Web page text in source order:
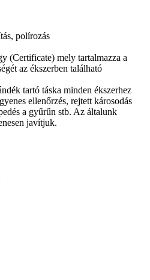
polírozás
(Certificate) mely tartalmazza a
az ékszerben található
tartó táska minden ékszerhez
ellenőrzés, rejtett károsodás
a gyűrűn stb. Az általunk
javítjuk.